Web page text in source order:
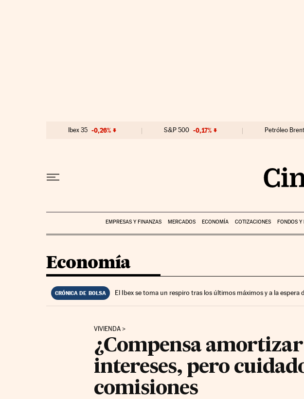
Ibex 35 -0,26% S&P 500 -0,17% Petróleo Brent
EMPRESAS Y FINANZAS MERCADOS ECONOMÍA COTIZACIONES FONDOS Y
Economía
CRÓNICA DE BOLSA El Ibex se toma un respiro tras los últimos máximos y a la espera
VIVIENDA
¿Compensa
intereses, pero
comisiones